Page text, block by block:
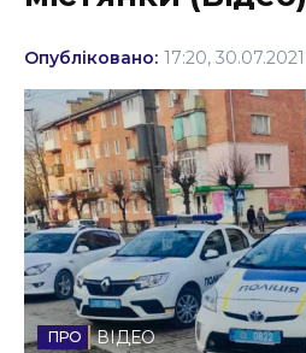
Політика
Соціум
Спорт
Стиль життя
Втрачений Ужгород
Опубліковано: 17:20, 30.07.2021
ВІДЕО